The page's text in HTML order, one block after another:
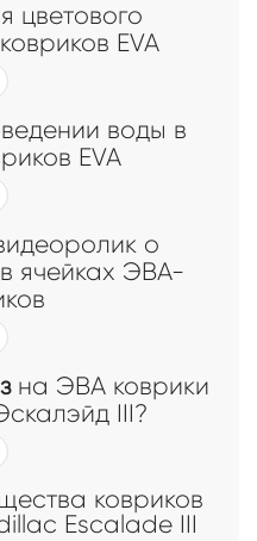
цветового
EVA
воды в
EVA
о
ячейках ЭВА-
на ЭВА коврики
III?
ковриков
Escalade III